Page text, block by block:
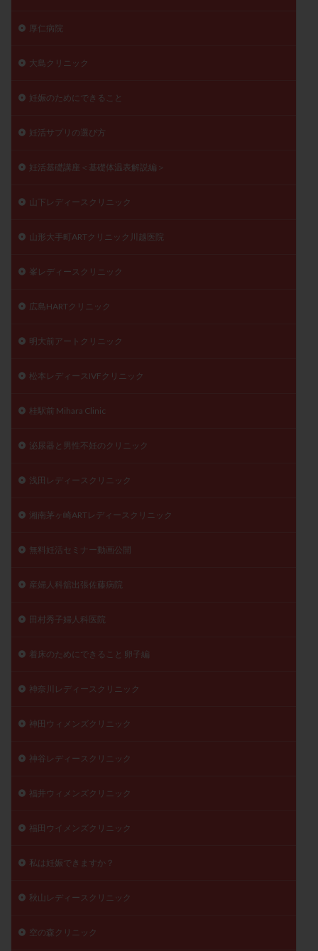
厚仁病院
大島クリニック
妊娠のためにできること
妊活サプリの選び方
妊活基礎講座＜基礎体温表解説編＞
山下レディースクリニック
山形大手町ARTクリニック川越医院
峯レディースクリニック
広島HARTクリニック
明大前アートクリニック
松本レディースIVFクリニック
桂駅前 Mihara Clinic
泌尿器と男性不妊のクリニック
浅田レディースクリニック
湘南茅ヶ崎ARTレディースクリニック
無料妊活セミナー動画公開
産婦人科舘出張佐藤病院
田村秀子婦人科医院
着床のためにできること 卵子編
神奈川レディースクリニック
神田ウィメンズクリニック
神谷レディースクリニック
福井ウィメンズクリニック
福田ウイメンズクリニック
私は妊娠できますか？
秋山レディースクリニック
空の森クリニック